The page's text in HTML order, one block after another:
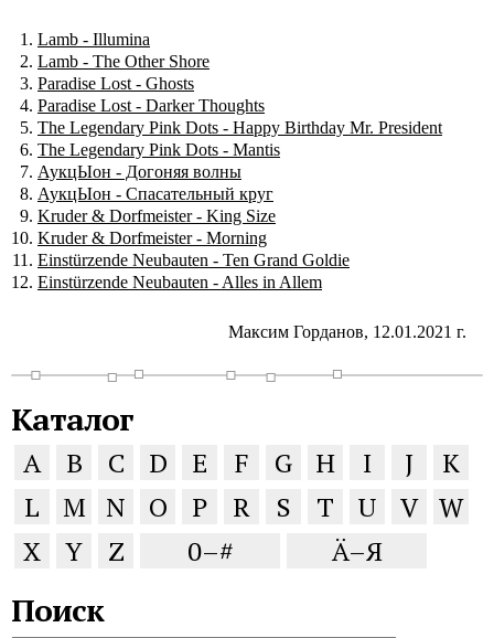
Lamb - Illumina
Lamb - The Other Shore
Paradise Lost - Ghosts
Paradise Lost - Darker Thoughts
The Legendary Pink Dots - Happy Birthday Mr. President
The Legendary Pink Dots - Mantis
АукцЫон - Догоняя волны
АукцЫон - Спасательный круг
Kruder & Dorfmeister - King Size
Kruder & Dorfmeister - Morning
Einstürzende Neubauten - Ten Grand Goldie
Einstürzende Neubauten - Alles in Allem
Максим Горданов, 12.01.2021 г.
Каталог
A B C D E F G H I J
K
L
M N O P R S T U V W
X
Y Z 0–# Ä–Я
Поиск